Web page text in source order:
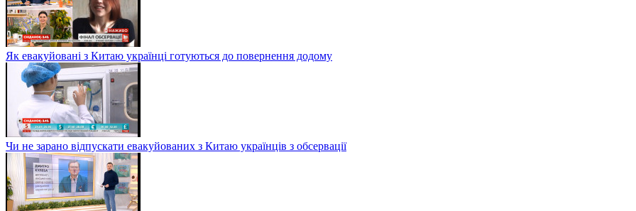
Як евакуйовані з Китаю українці готуються до повернення додому
Чи не зарано відпускати евакуйованих з Китаю українців з обсервації